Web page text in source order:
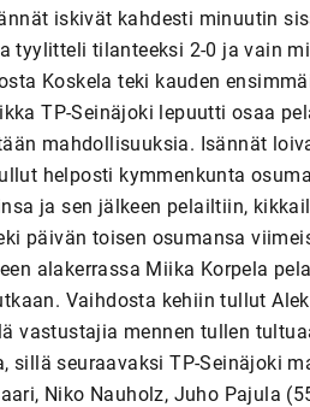
iskivät kahdesti minuutin
tyylitteli tilanteeksi 2-0 ja vain
Koskela teki kauden
TP-Seinäjoki lepuutti osaa
mahdollisuuksia. Isännät
helposti kymmenkunta
ja sen jälkeen pelailtiin,
päivän toisen osumansa
alakerrassa Miika Korpela
Vaihdosta kehiin tullut
vastustajia mennen tullen
seuraavaksi TP-Seinäjoki
Niko Nauholz, Juho Pajula